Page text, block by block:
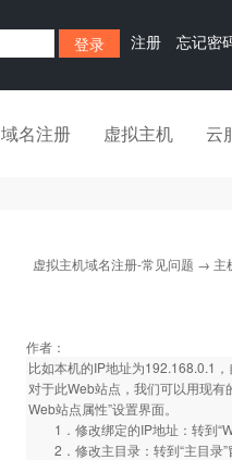
注册 忘记密
域名注册 虚拟主机 云
虚拟主机域名注册-常见问题 → 主
作者：
比如本机的IP地址为192.168.0.1
对于此Web站点，我们可以用现有
Web站点属性”设置界面。
1．修改绑定的IP地址：转到
2．修改主目录：转到“主目录”